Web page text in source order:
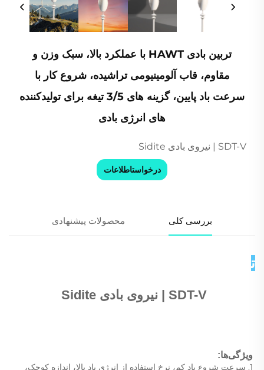
تربین بادی HAWT با عملکرد بالا، سبک وزن و
مقاوم، قاب آلومینیومی تراشیده، شروع کار با
سرعت باد پایین، گزینه های 3/5 تیغه برای تولیدکننده
های انرژی بادی
SDT-V | نیروی بادی Sidite
درخواستاطلاعات
بررسی کلی محصولات پیشنهادی
توضیحات محصول
SDT-V | نیروی بادی Sidite
ویژگی‌ها: